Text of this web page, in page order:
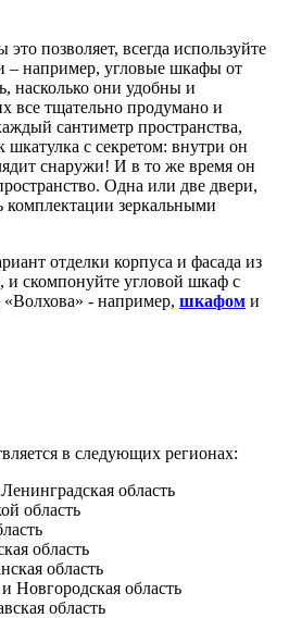
позволяет, всегда используйте
– например, угловые шкафы от
насколько они удобны и
все тщательно продумано и
сантиметр пространства,
с секретом: внутри он
снаружи! И в то же время он
Одна или две двери,
комплектации зеркальными
отделки корпуса и фасада из
и скомпонуйте угловой шкаф с
- например, шкафом и
в следующих регионах:
область
область
область
область
Новгородская область
область